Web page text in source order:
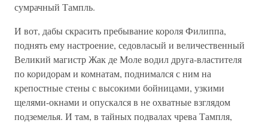
сумрачный Тампль.
И вот, дабы скрасить пребывание короля Филиппа,
поднять ему настроение, седовласый и величественный
Великий магистр Жак де Моле водил друга-властителя
по коридорам и комнатам, поднимался с ним на
крепостные стены с высокими бойницами, узкими
щелями-окнами и опускался в не охватные взглядом
подземелья. И там, в тайных подвалах чрева Тампля,